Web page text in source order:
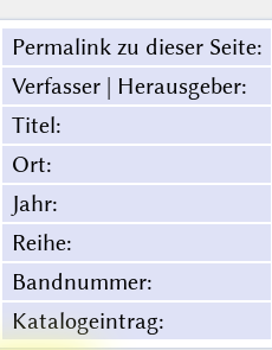
Permalink zu dieser Seite:
Verfasser | Herausgeber:
Titel:
Ort:
Jahr:
Reihe:
Bandnummer:
Katalogeintrag: